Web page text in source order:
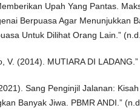
Upah Yang Pantas.
Berpuasa Agar Menunjukkan
Untuk Dilihat Orang Lain.”
V. (2014). MUTIARA DI LADANG.”
Sang Penginjil Jalanan:
Banyak Jiwa. PBMR ANDI.”